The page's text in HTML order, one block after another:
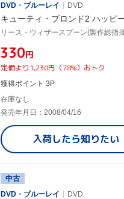
DVD・ブルーレイ
DVD
キューティ・ブロンド2 ハッピ
¥330円
定価より1,230円（78%）おトク
獲得ポイント 3P
在庫なし
発売年月日：2008/04/16
入荷したら知りたい
中古
DVD・ブルーレイ
DVD